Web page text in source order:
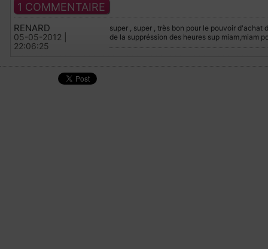
1 COMMENTAIRE
RENARD
05-05-2012 |
22:06:25
super , super , très bon pour le pouvoir d'achat
de la suppréssion des heures sup miam,miam